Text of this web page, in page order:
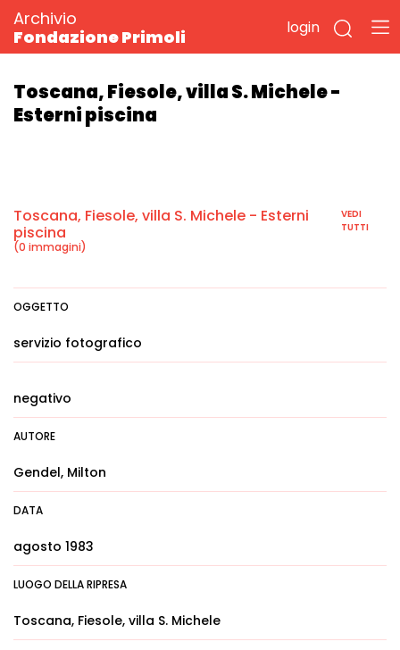
Archivio
Fondazione Primoli
login
Toscana, Fiesole, villa S. Michele -
Esterni piscina
Toscana, Fiesole, villa S. Michele - Esterni
piscina
(0 immagini)
VEDI
TUTTI
OGGETTO
servizio fotografico
negativo
AUTORE
Gendel, Milton
DATA
agosto 1983
LUOGO DELLA RIPRESA
Toscana, Fiesole, villa S. Michele